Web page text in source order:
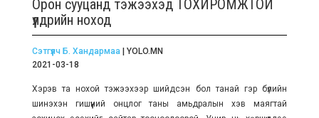
Орон сууцанд тэжээхэд ТОХИРОМЖТОЙ
үүлдрийн ноход
Сэтгүүлч Б. Хандармаа| YOLO.MN
2021-03-18
Хэрэв та нохой тэжээхээр шийдсэн бол танай гэр бүлийн
шинэхэн гишүүний онцлог таны амьдралын хэв маягтай